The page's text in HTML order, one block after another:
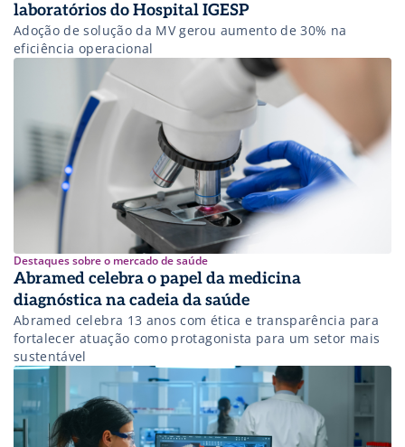
laboratórios do Hospital IGESP
Adoção de solução da MV gerou aumento de 30% na
eficiência operacional
Destaques sobre o mercado de saúde
Abramed celebra o papel da medicina
diagnóstica na cadeia da saúde
Abramed celebra 13 anos com ética e transparência para
fortalecer atuação como protagonista para um setor mais
sustentável